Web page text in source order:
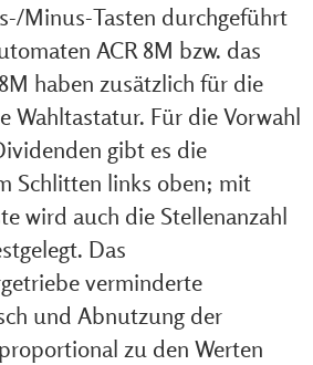
Minus-Tasten durchgeführt
ACR 8M bzw. das
haben zusätzlich für die
Wahltastatur. Für die Vorwahl
gibt es die
Schlitten links oben; mit
wird auch die Stellenanzahl
Das
verminderte
und Abnutzung der
zu den Werten